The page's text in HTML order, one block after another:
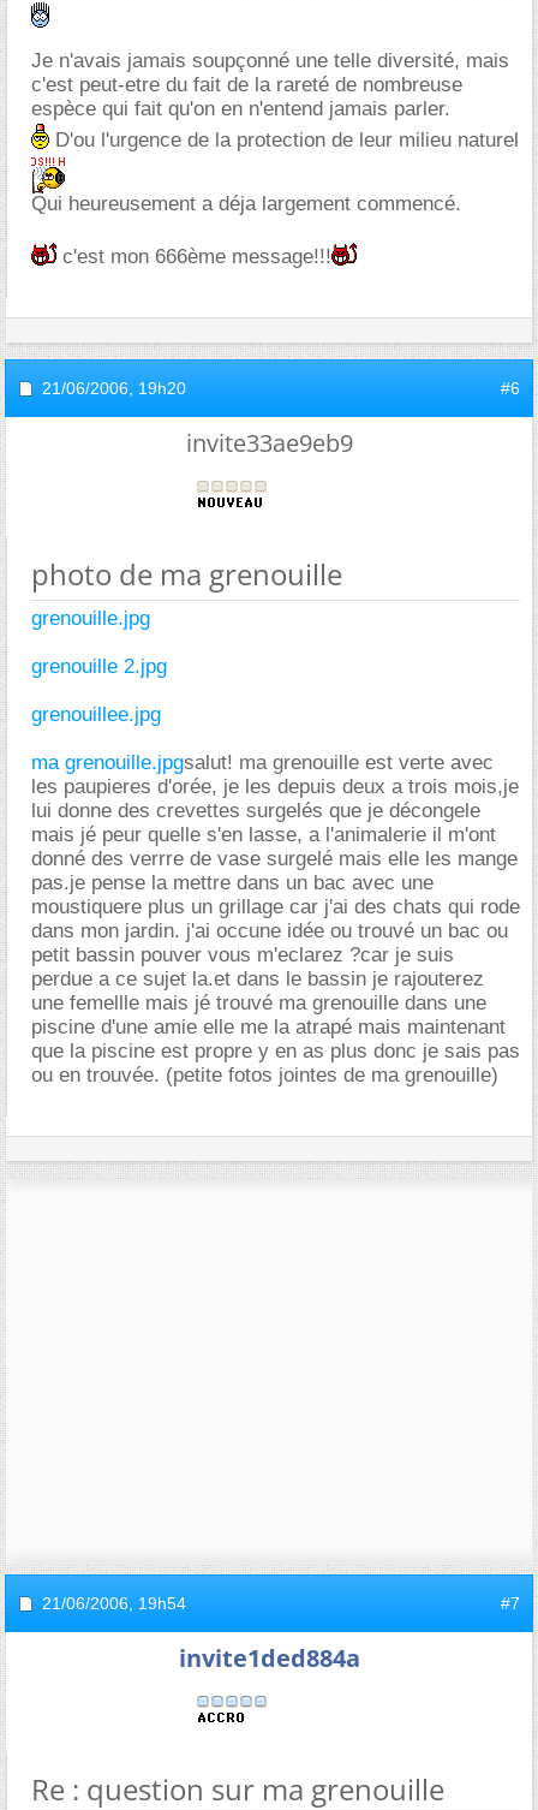
Je n'avais jamais soupçonné une telle diversité, mais
c'est peut-etre du fait de la rareté de nombreuse
espèce qui fait qu'on en n'entend jamais parler.
D'ou l'urgence de la protection de leur milieu naturel
Qui heureusement a déja largement commencé.
c'est mon 666ème message!!!
21/06/2006, 19h20 #6
invite33ae9eb9
photo de ma grenouille
grenouille.jpg
grenouille 2.jpg
grenouillee.jpg
ma grenouille.jpgsalut! ma grenouille est verte avec
les paupieres d'orée, je les depuis deux a trois mois,je
lui donne des crevettes surgelés que je décongele
mais jé peur quelle s'en lasse, a l'animalerie il m'ont
donné des verrre de vase surgelé mais elle les mange
pas.je pense la mettre dans un bac avec une
moustiquere plus un grillage car j'ai des chats qui rode
dans mon jardin. j'ai occune idée ou trouvé un bac ou
petit bassin pouver vous m'eclarez ?car je suis
perdue a ce sujet la.et dans le bassin je rajouterez
une femellle mais jé trouvé ma grenouille dans une
piscine d'une amie elle me la atrapé mais maintenant
que la piscine est propre y en as plus donc je sais pas
ou en trouvée. (petite fotos jointes de ma grenouille)
21/06/2006, 19h54 #7
invite1ded884a
Re : question sur ma grenouille